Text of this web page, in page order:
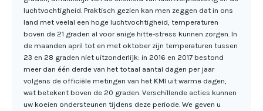
luchtvochtigheid. Praktisch gezien kan men zeggen dat in ons
land met veelal een hoge luchtvochtigheid, temperaturen
boven de 21 graden al voor enige hitte-stress kunnen zorgen. In
de maanden april tot en met oktober zijn temperaturen tussen
23 en 28 graden niet uitzonderlijk: in 2016 en 2017 bestond
meer dan één derde van het totaal aantal dagen per jaar
volgens de officiële metingen van het KMI uit warme dagen,
wat betekent boven de 20 graden. Verschillende acties kunnen
uw koeien ondersteunen tijdens deze periode. We geven u